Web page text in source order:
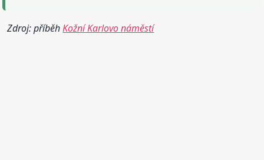
Zdroj: příběhKožní Karlovo náměstí